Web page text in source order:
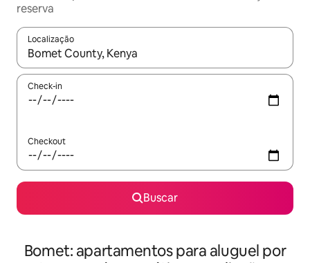
reserva
Localização
Quando os resultados estiverem disponíveis, explore-os
Check-in
Checkout
Buscar
Bomet: apartamentos para aluguel por